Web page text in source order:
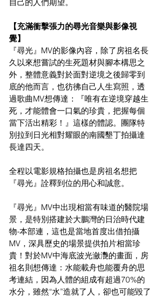
自己的人們期望。
【充滿衝擊張力的尋光音樂與影像視
覺】
『尋光』MV的影像內容，除了房祖名長
久以來想嘗試的生死題材與腳本構思之
外，整體意義對於面對逆境之後歸零到
底的他而言，也彷彿自己人生寫照，透
過歌曲MV想傳達：『唯有在逆境穿越生
死，才能體會一口氣的珍貴，把握每個
當下活出精彩！』這樣的體認。團隊特
別拉到日光相對耀眼的南國墾丁拍攝達
長達四天。
全程以電影規格拍攝也是房祖名想把
『尋光』詮釋到位的用心和誠意。
『尋光』MV中出現相當有味道的醫院場
景，是特別搭建於大鵬灣的日治時代建
物-本部連，這也是當地首度出借拍攝
MV，深具歷史的場景提供拍片相當珍
貴！對於MV中海底波光瀲灧的畫面，房
祖名則想傳達：水能載舟也能覆舟的思
考連結，因為人體的組成有超過70%的
水分，雖然“水”造就了人，卻也可能毀了